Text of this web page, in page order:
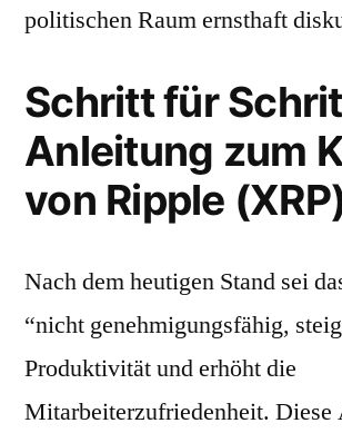
politischen Raum ernsthaft
Schritt für
Anleitung zum
von Ripple
Nach dem heutigen Stand sei
“nicht genehmigungsfähig,
Produktivität und erhöht die
Mitarbeiterzufriedenheit. Diese